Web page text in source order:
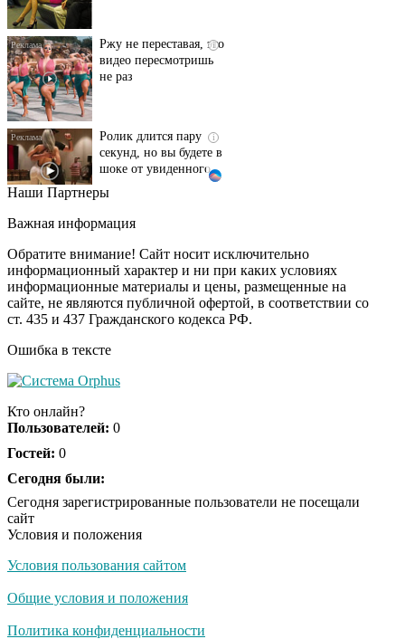
видео пересмотришь
не раз
секунд, но вы будете в
шоке от увиденного
оставит вас без слов!
Ролик из Омска: вы
будете смеяться долго
Наши Партнеры
Важная информация
Обратите внимание! Сайт носит исключительно
информационный характер и ни при каких условиях
информационные материалы и цены, размещенные на
сайте, не являются публичной офертой, в соответствии со
ст. 435 и 437 Гражданского кодекса РФ.
Ошибка в тексте
Кто онлайн?
Пользователей: 0
Гостей: 0
Сегодня были:
Сегодня зарегистрированные пользователи не посещали
сайт
Условия и положения
Условия пользования сайтом
Общие условия и положения
Политика конфиденциальности